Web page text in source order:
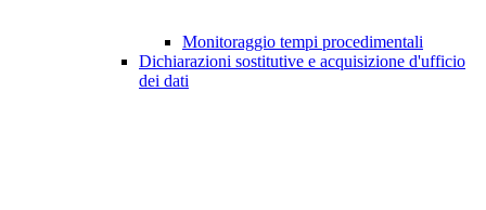
Monitoraggio tempi procedimentali
Dichiarazioni sostitutive e acquisizione d'ufficio
dei dati